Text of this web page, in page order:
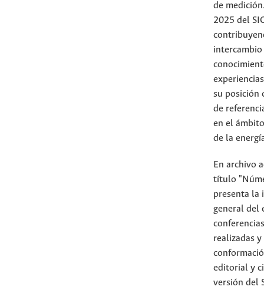
de
2025 del
intercambio
su posición
de
en el
de la
En archivo
título
presenta la
general del
realizadas y
editorial y
versión del